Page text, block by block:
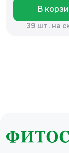
В
39 шт. на